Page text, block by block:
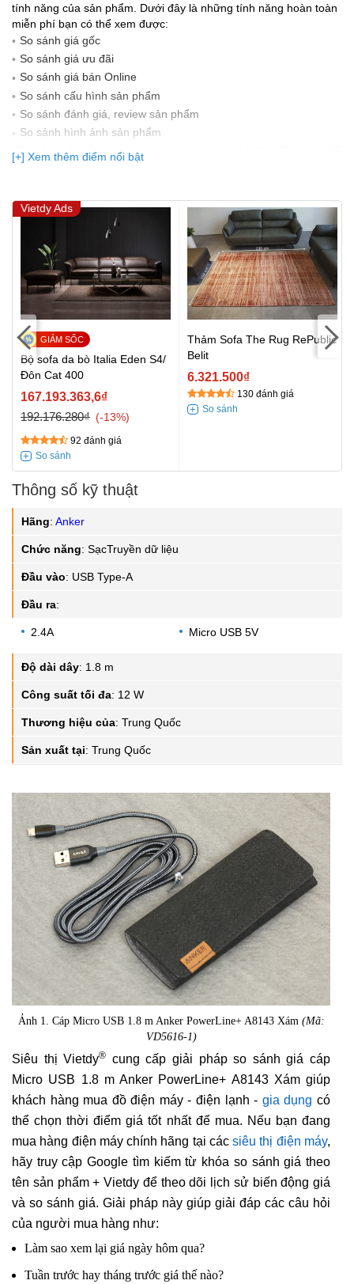
tính năng của sản phẩm. Dưới đây là những tính năng hoàn toàn
miễn phí bạn có thể xem được:
So sánh giá gốc
So sánh giá ưu đãi
So sánh giá bán Online
So sánh cấu hình sản phẩm
So sánh đánh giá, review sản phẩm
So sảnh hình ảnh sản phẩm
(Bạn đang được xem so sánh giá, xem giá biến động Realtime 10
lần cập nhật gần nhất)
[+] Xem thêm điểm nổi bật
Vietdy Ads
Bộ sofa da bò Italia Eden S4/
Đôn Cat 400
167.193.363,6₫
192.176.280₫
-13%
92 đánh giá
Thảm Sofa The Rug RePublic
Belit
6.321.500₫
130 đánh giá
Thông số kỹ thuật
Hãng: Anker
Chức năng: SạcTruyền dữ liệu
Đầu vào: USB Type-A
Đầu ra:
2.4A Micro USB 5V
Độ dài dây: 1.8 m
Công suất tối đa: 12 W
Thương hiệu của: Trung Quốc
Sản xuất tại: Trung Quốc
Ảnh 1. Cáp Micro USB 1.8 m Anker PowerLine+ A8143 Xám (Mã:
VD5616-1)
Siêu thị Vietdy® cung cấp giải pháp so sánh giá cáp
Micro USB 1.8 m Anker PowerLine+ A8143 Xám giúp
khách hàng mua đồ điện máy - điện lạnh - gia dụng có
thể chọn thời điểm giá tốt nhất để mua. Nếu bạn đang
mua hàng điện máy chính hãng tại cácsiêu thị điện máy,
hãy truy cập Google tìm kiếm từ khóa so sánh giá theo
tên sản phẩm + Vietdy để theo dõi lịch sử biến động giá
và so sánh giá. Giải pháp này giúp giải đáp các câu hỏi
của người mua hàng như:
Làm sao xem lại giá ngày hôm qua?
Tuần trước hay tháng trước giá thế nào?